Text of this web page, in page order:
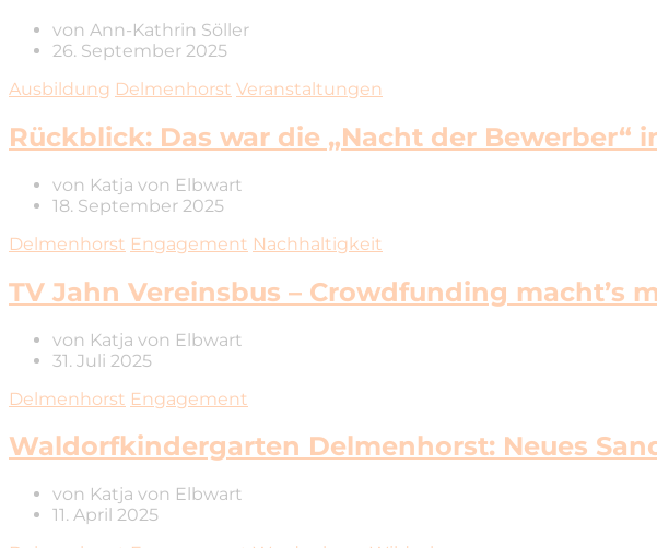
von Ann-Kathrin Söller
26. September 2025
Ausbildung Delmenhorst Veranstaltungen
Rückblick: Das war die „Nacht der Bewerber“
von Katja von Elbwart
18. September 2025
Delmenhorst Engagement Nachhaltigkeit
TV Jahn Vereinsbus – Crowdfunding macht’s
von Katja von Elbwart
31. Juli 2025
Delmenhorst Engagement
Waldorfkindergarten Delmenhorst: Neues
von Katja von Elbwart
11. April 2025